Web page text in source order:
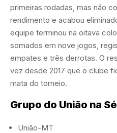
primeiras rodadas, mas não
rendimento e acabou
equipe terminou na oitava
somados em nove jogos,
empates e três derrotas. O
vez desde 2017 que o clube
mata do torneio.
Grupo do União na
União-MT